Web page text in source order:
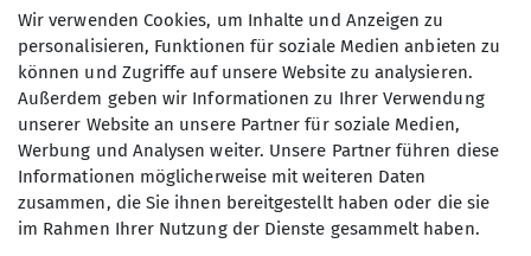
Am folgenden Tag wollten wir den Piz Moltana
erklimmen, aber da wir hier keinerlei Wegspuren
finden konnten und die Schnee- und Geröllfelder
immer steiler wurden, haben wir kurz unter dem
Gipfel den Rückzug antreten müssen.
Dafür konnten wir etwas oberhalb des
Fimbapasses einen herrlich kühlen
Schmelzwassersee erkunden, das Fußbad hat
Wir verwenden Cookies, um Inhalte und Anzeigen zu
personalisieren, Funktionen für soziale Medien anbieten zu
können und Zugriffe auf unsere Website zu analysieren.
Außerdem geben wir Informationen zu Ihrer Verwendung
unserer Website an unsere Partner für soziale Medien,
Werbung und Analysen weiter. Unsere Partner führen diese
Informationen möglicherweise mit weiteren Daten
zusammen, die Sie ihnen bereitgestellt haben oder die sie
im Rahmen Ihrer Nutzung der Dienste gesammelt haben.